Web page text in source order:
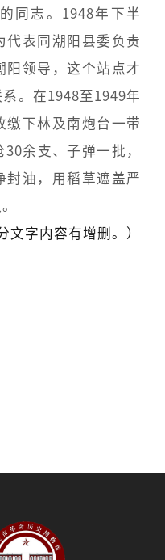
同志。1948年下半
表同潮阳县委负责
阳领导，这个站点才
。在1948至1949年
下林及南炮台一带
余支、子弹一批，
封油，用稻草遮盖严
文字内容有增删。）